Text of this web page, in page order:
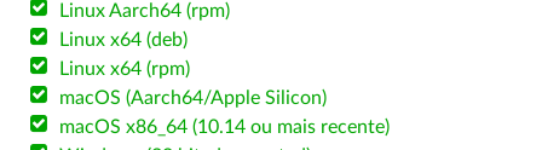
Linux Aarch64 (rpm)
Linux x64 (deb)
Linux x64 (rpm)
macOS (Aarch64/Apple Silicon)
macOS x86_64 (10.14 ou mais recente)